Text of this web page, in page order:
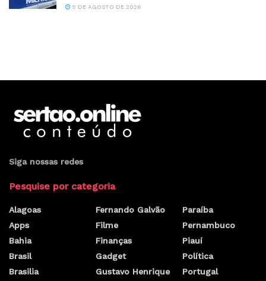
5 DE AGOSTO DE 2026
Siga nossas redes
Pesquise por categoria
Alagoas
Apps
Bahia
Brasil
Brasilia
Fernando Galvão
Filme
Finanças
Gadget
Gustavo Henrique
Paraíba
Pernambuco
Piauí
Política
Portugal